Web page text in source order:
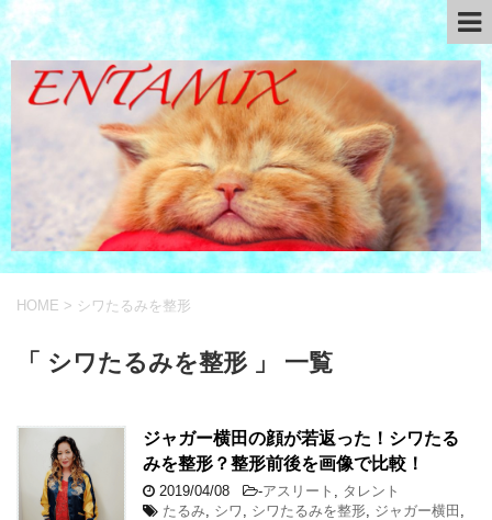
HOME > シワたるみを整形
「 シワたるみを整形 」 一覧
ジャガー横田の顔が若返った！シワたる
みを整形？整形前後を画像で比較！
2019/04/08 -アスリート
タレント
たるみ シワ シワたるみを整形 ジャガー横田